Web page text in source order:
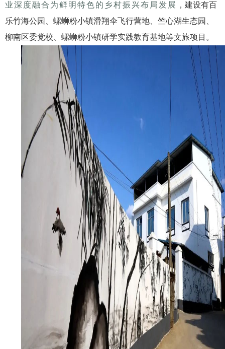
业深度融合为鲜明特色的乡村振兴布局发展 ，建设有百
乐竹海公园、螺蛳粉小镇滑翔伞飞行营地、竺心湖生态园、
柳南区委党校、螺蛳粉小镇研学实践教育基地等文旅项目。